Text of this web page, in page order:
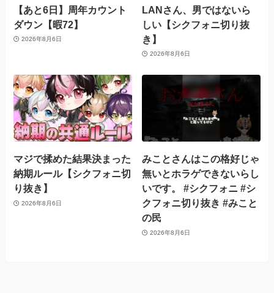
【あと6日】周年カウント
ダウン【暇72】
2026年8月6日
LANさん、男ではないら
しい【シクフォニ切り抜
き】
2026年8月6日
マジで揉めた結果決まった
納期ルール【シクフォニ切
り抜き】
2026年8月6日
みことさんはこの格好じゃ
無いとホラゲできないらし
いです。 #シクフォニ #シ
クフォニ切り抜き #みこと
の民
2026年8月6日